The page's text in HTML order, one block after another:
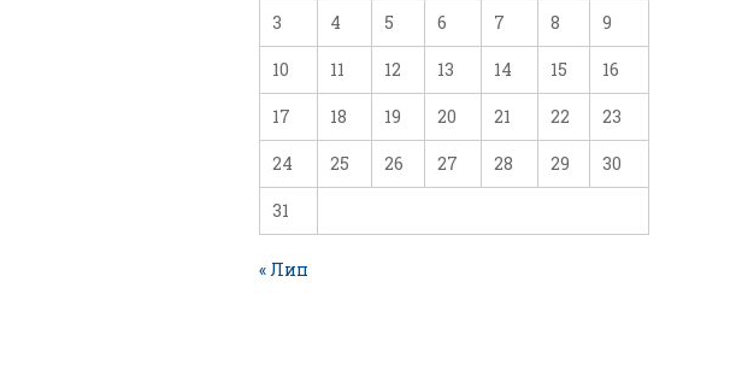
3 4 5 6 7 8 9
10 11 12 13 14 15 16
17 18 19 20 21 22 23
24 25 26 27 28 29 30
31
« Лип